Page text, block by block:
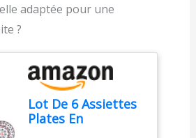
l'espace sur le plan de
- Il suffit d'appuyer sur le
couvercle pour hacher les
légumes et les fruits en 3
secondes. Le poussoir
adaptée pour une
?
Lot De 6 Assiettes
Plates En